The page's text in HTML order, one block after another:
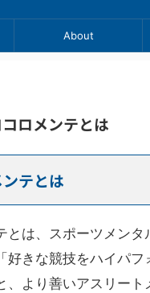
About
ロメンテとは
テとは
とは、スポーツメン
好きな競技をハイパ
、より善いアスリー